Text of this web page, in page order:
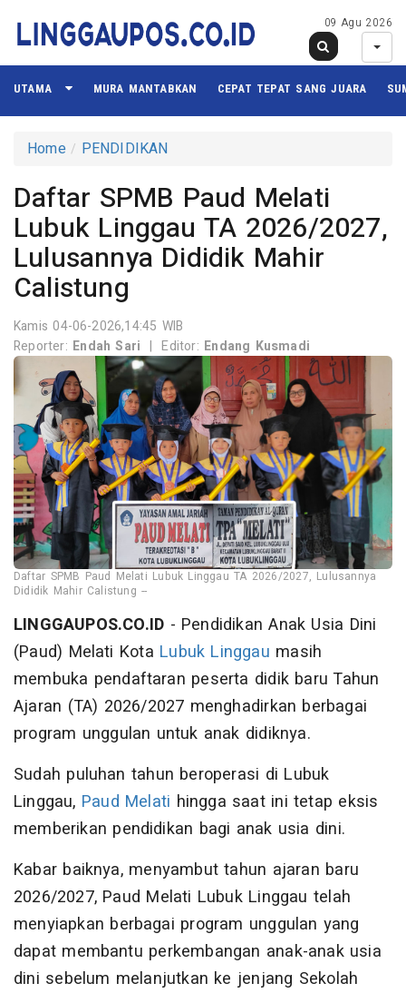
09 Agu 2026
UTAMA MURA MANTABKAN CEPAT TEPAT SANG JUARA
Home PENDIDIKAN
Daftar SPMB Paud Melati
Lubuk Linggau TA 2026/2027,
Lulusannya Dididik Mahir
Calistung
Kamis 04-06-2026,14:45 WIB
Reporter: Endah Sari | Editor: Endang Kusmadi
Daftar SPMB Paud Melati Lubuk Linggau TA 2026/2027, Lulusannya
Dididik Mahir Calistung --
LINGGAUPOS.CO.ID - Pendidikan Anak Usia Dini
(Paud) Melati Kota Lubuk Linggau masih
membuka pendaftaran peserta didik baru Tahun
Ajaran (TA) 2026/2027 menghadirkan berbagai
program unggulan untuk anak didiknya.
Sudah puluhan tahun beroperasi di Lubuk
Linggau, Paud Melati hingga saat ini tetap eksis
memberikan pendidikan bagi anak usia dini.
Kabar baiknya, menyambut tahun ajaran baru
2026/2027, Paud Melati Lubuk Linggau telah
menyiapkan berbagai program unggulan yang
dapat membantu perkembangan anak-anak usia
dini sebelum melanjutkan ke jenjang Sekolah